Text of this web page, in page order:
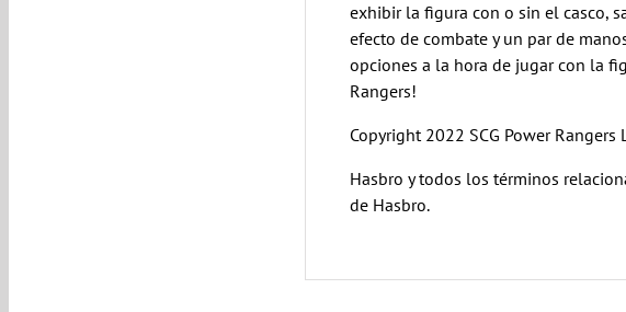
exhibir la figura con o sin el casco,
efecto de combate y un par de
opciones a la hora de jugar con la
Rangers!
Copyright 2022 SCG Power Rangers
Hasbro y todos los términos
de Hasbro.